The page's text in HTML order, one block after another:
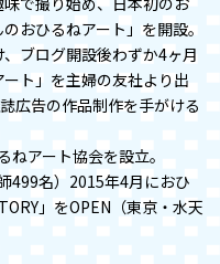
おひるねアート」を開設。
ブログ開設後わずか4ヶ月
ト」を主婦の友社より出
広告の作品制作を手がける
アート協会を設立。
499名）2015年4月におひ
」をOPEN（東京・水天